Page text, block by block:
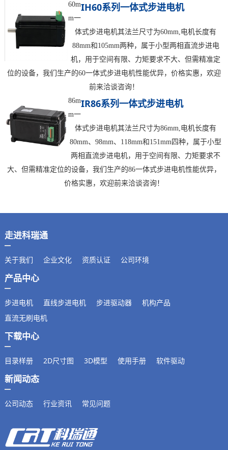
IH60系列一体式步进电机
60m
m一
体式步进电机其法兰尺寸为60mm,电机长度有
88mm和105mm两种，属于小型两相直流步进电
机，用于空间有限、力矩要求不大、但需精准定
位的设备，我们生产的60一体式步进电机性能优异，价格实惠，欢迎
前来洽谈咨询！
IR86系列一体式步进电机
86m
m一
体式步进电机其法兰尺寸为86mm,电机长度有
80mm、98mm、118mm和151mm四种，属于小型
两相直流步进电机，用于空间有限、力矩要求不
大、但需精准定位的设备，我们生产的86一体式步进电机性能优异，
价格实惠，欢迎前来洽谈咨询！
走进科瑞通
关于我们 企业文化 资质认证 公司环境
产品中心
步进电机 直线步进电机 步进驱动器
机构产品
直流无刷电机
下载中心
目录样册 2D尺寸图 3D模型 使用手册 软件驱动
新闻动态
公司动态 行业资讯 常见问题